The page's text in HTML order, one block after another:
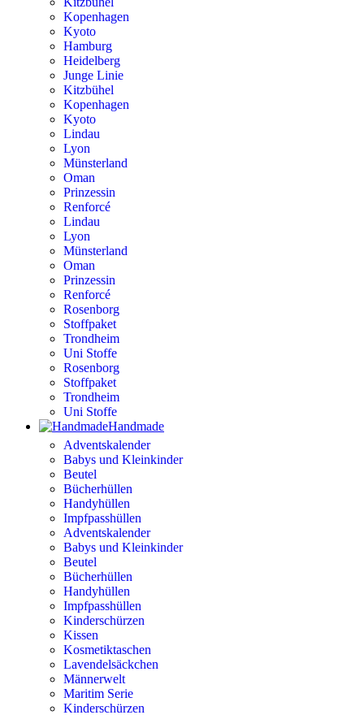
Kopenhagen
Kyoto
Hamburg
Heidelberg
Junge Linie
Kitzbühel
Kopenhagen
Kyoto
Lindau
Lyon
Münsterland
Oman
Prinzessin
Renforcé
Lindau
Lyon
Münsterland
Oman
Prinzessin
Renforcé
Rosenborg
Stoffpaket
Trondheim
Uni Stoffe
Rosenborg
Stoffpaket
Trondheim
Uni Stoffe
Handmade
Adventskalender
Babys und Kleinkinder
Beutel
Bücherhüllen
Handyhüllen
Impfpasshüllen
Adventskalender
Babys und Kleinkinder
Beutel
Bücherhüllen
Handyhüllen
Impfpasshüllen
Kinderschürzen
Kissen
Kosmetiktaschen
Lavendelsäckchen
Männerwelt
Maritim Serie
Kinderschürzen